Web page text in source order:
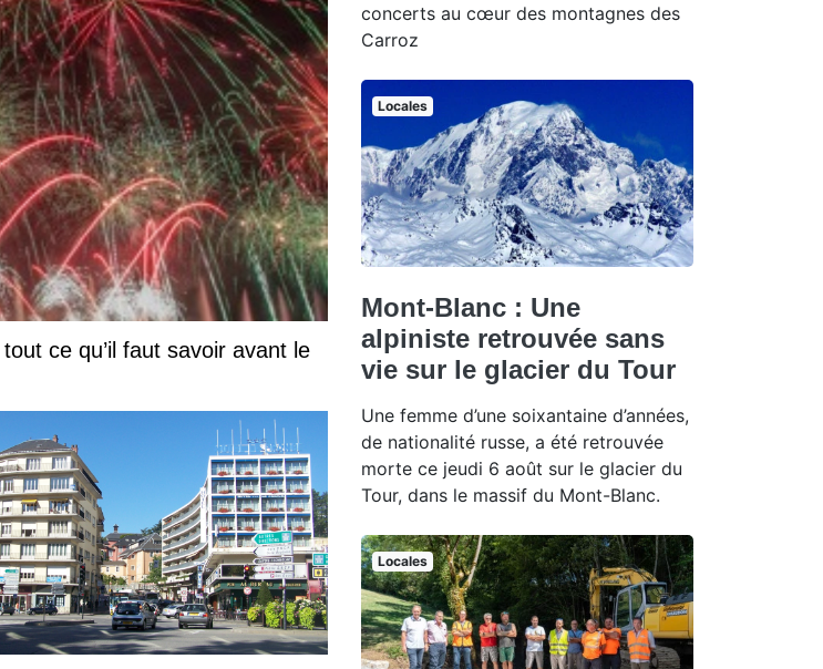
ce qu’il faut savoir avant le
concerts au cœur des montagnes des
Carroz
Locales
Mont-Blanc : Une
alpiniste retrouvée sans
vie sur le glacier du Tour
Une femme d’une soixantaine d’années,
de nationalité russe, a été retrouvée
morte ce jeudi 6 août sur le glacier du
Tour, dans le massif du Mont-Blanc.
Locales